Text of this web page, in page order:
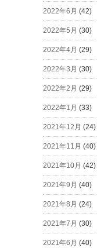
2022年6月 (42)
2022年5月 (30)
2022年4月 (29)
2022年3月 (30)
2022年2月 (29)
2022年1月 (33)
2021年12月 (24)
2021年11月 (40)
2021年10月 (42)
2021年9月 (40)
2021年8月 (24)
2021年7月 (30)
2021年6月 (40)